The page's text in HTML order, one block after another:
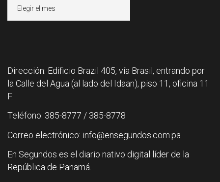
Dirección: Edificio Brazil 405, vía Brasil, entrando por
la Calle del Agua (al lado del Idaan), piso 11, oficina 11
F.
Teléfono: 385-8777 / 385-8778
Correo electrónico: info@ensegundos.com.pa
En Segundos es el diario nativo digital líder de la
República de Panamá.